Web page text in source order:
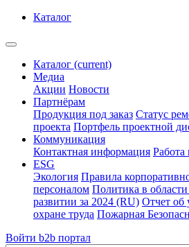
Каталог
Каталог (current)
Медиа
Акции Новости
Партнёрам
Продукция под заказ Статус
проекта Портфель проектной
Коммуникация
Контактная информация
ESG
Экология Правила
персоналом Политика в
развитии за 2024 (RU) Отчет об
охране труда Пожарная
Войти b2b портал